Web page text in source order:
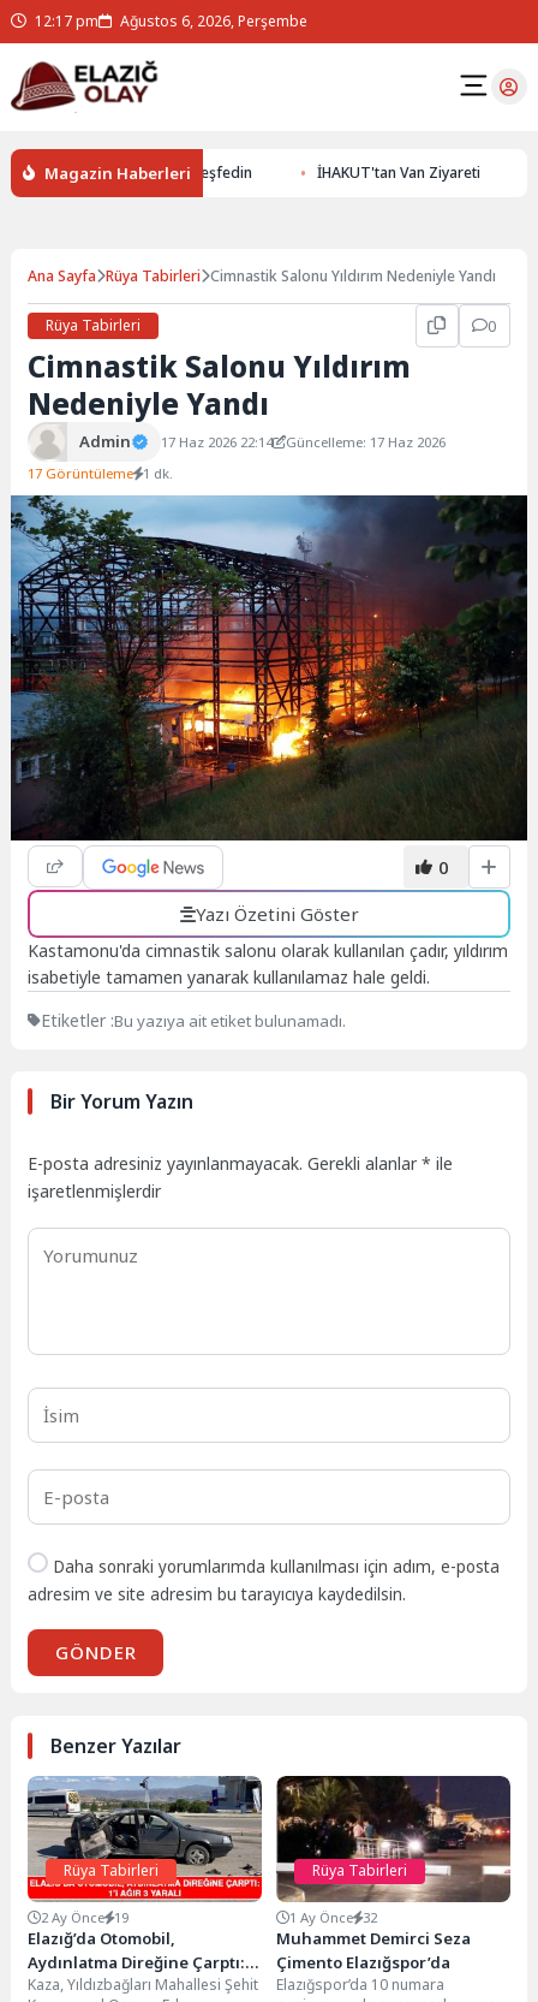
12:17 pm Ağustos 6, 2026, Perşembe
Magazin Haberleri
Yer Altının Gizemlerini Keşfedin İHAKUT'tan Van Ziyareti
Ana Sayfa Rüya Tabirleri Cimnastik Salonu Yıldırım Nedeniyle Yandı
Rüya Tabirleri 0
Cimnastik Salonu Yıldırım
Nedeniyle Yandı
Admin 17 Haz 2026 22:14
Güncelleme: 17 Haz 2026
17 Görüntüleme 1 dk.
0
Yazı Özetini Göster
Kastamonu'da cimnastik salonu olarak kullanılan çadır, yıldırım
isabetiyle tamamen yanarak kullanılamaz hale geldi.
Etiketler :Bu yazıya ait etiket bulunamadı.
Bir Yorum Yazın
E-posta adresiniz yayınlanmayacak. Gerekli alanlar* ile
işaretlenmişlerdir
Daha sonraki yorumlarımda kullanılması için adım, e-posta
adresim ve site adresim bu tarayıcıya kaydedilsin.
GÖNDER
Benzer Yazılar
Rüya Tabirleri
2 Ay Önce 19
Elazığ’da Otomobil,
Aydınlatma Direğine Çarptı:
1’i Ağır 3 Yaralı
Kaza, Yıldızbağları Mahallesi Şehit
Rüya Tabirleri
1 Ay Önce 32
Muhammet Demirci Seza
Çimento Elazığspor’da
Elazığspor’da 10 numara